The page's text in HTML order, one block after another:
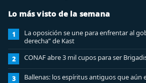
Lo más visto de la semana
1
La oposición se une para enfrentar al
derecha” de Kast
2 CONAF abre 3 mil cupos para ser
3 Ballenas: los espíritus antiguos que aún